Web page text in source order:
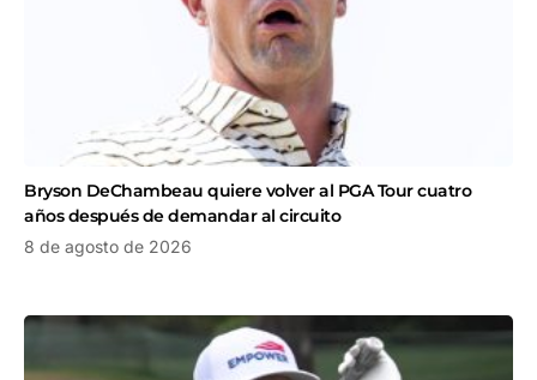
Bryson DeChambeau quiere volver al PGA Tour cuatro
años después de demandar al circuito
8 de agosto de 2026